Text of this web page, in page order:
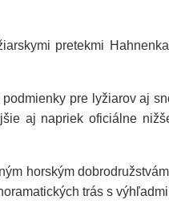
pretekmi
pre lyžiarov aj
aj napriek oficiálne
horským
trás s